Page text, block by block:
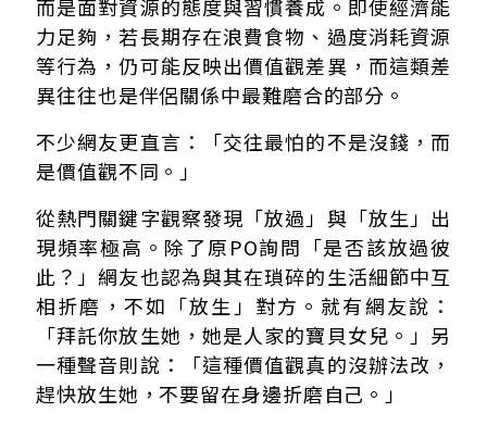
而是面對資源的態度與習慣養成。即使經濟能
力足夠，若長期存在浪費食物、過度消耗資源
等行為，仍可能反映出價值觀差異，而這類差
異往往也是伴侶關係中最難磨合的部分。
不少網友更直言：「交往最怕的不是沒錢，而
是價值觀不同。」
從熱門關鍵字觀察發現「放過」與「放生」出
現頻率極高。除了原PO詢問「是否該放過彼
此？」網友也認為與其在瑣碎的生活細節中互
相折磨，不如「放生」對方。就有網友說：
「拜託你放生她，她是人家的寶貝女兒。」另
一種聲音則說：「這種價值觀真的沒辦法改，
趕快放生她，不要留在身邊折磨自己。」